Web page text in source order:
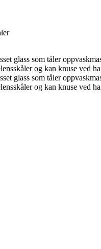
glass som tåler
og kan knuse ved
glass som tåler
og kan knuse ved